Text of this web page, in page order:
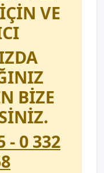
VE
BİZE
- 0 332